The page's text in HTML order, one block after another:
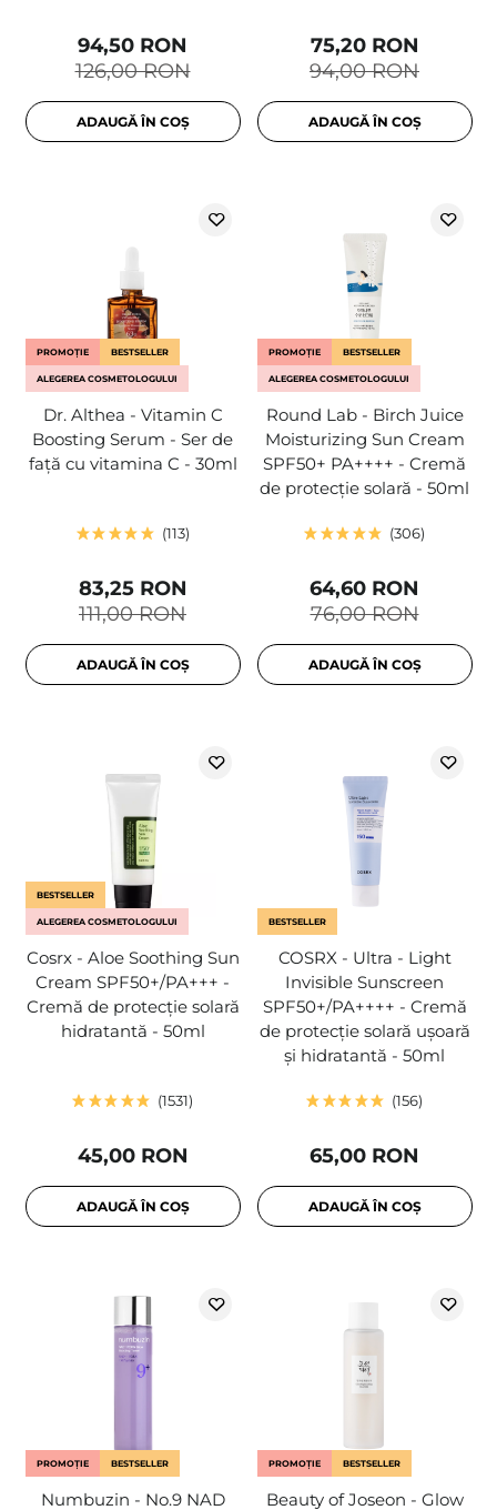
126,00 RON
94,50 RON
ADAUGĂ ÎN COȘ
94,00 RON
75,20 RON
ADAUGĂ ÎN COȘ
PROMOȚIE BESTSELLER
ALEGEREA COSMETOLOGULUI
Dr. Althea - Vitamin C
Boosting Serum - Ser de
față cu vitamina C - 30ml
113
111,00 RON
83,25 RON
ADAUGĂ ÎN COȘ
PROMOȚIE BESTSELLER
ALEGEREA COSMETOLOGULUI
Round Lab - Birch Juice
Moisturizing Sun Cream
SPF50+ PA++++ - Cremă
de protecție solară - 50ml
306
76,00 RON
64,60 RON
ADAUGĂ ÎN COȘ
BESTSELLER
ALEGEREA COSMETOLOGULUI
Cosrx - Aloe Soothing Sun
Cream SPF50+/PA+++ -
Cremă de protecție solară
hidratantă - 50ml
1531
45,00 RON
ADAUGĂ ÎN COȘ
BESTSELLER
COSRX - Ultra - Light
Invisible Sunscreen
SPF50+/PA++++ - Cremă
de protecție solară ușoară
și hidratantă - 50ml
156
65,00 RON
ADAUGĂ ÎN COȘ
PROMOȚIE BESTSELLER
Numbuzin - No.9 NAD
PROMOȚIE BESTSELLER
Beauty of Joseon - Glow